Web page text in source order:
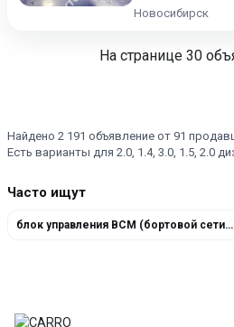
Новосибирск
На странице 30
Найдено 2 191 объявление от 91
Есть варианты для 2.0, 1.4, 3.0, 1.5, 2.0
Часто ищут
блок управления BCM (бортовой сети) 4F0907280